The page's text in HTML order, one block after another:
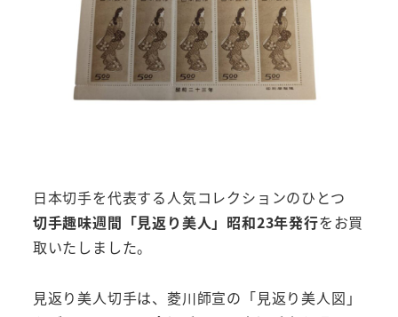
日本切手を代表する人気コレクションのひとつ
切手趣味週間「見返り美人」昭和23年発行をお買
取いたしました。
見返り美人切手は、菱川師宣の「見返り美人図」